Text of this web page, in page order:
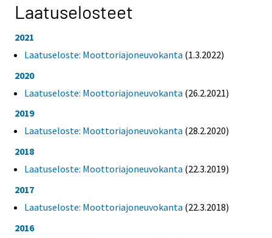
Laatuselosteet
2021
Laatuseloste: Moottoriajoneuvokanta (1.3.2022)
2020
Laatuseloste: Moottoriajoneuvokanta (26.2.2021)
2019
Laatuseloste: Moottoriajoneuvokanta (28.2.2020)
2018
Laatuseloste: Moottoriajoneuvokanta (22.3.2019)
2017
Laatuseloste: Moottoriajoneuvokanta (22.3.2018)
2016